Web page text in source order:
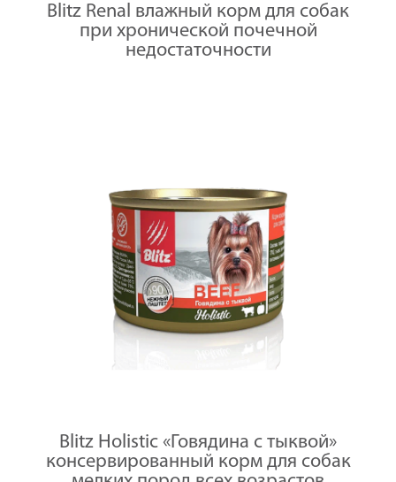
Blitz Renal влажный корм для собак
при хронической почечной
недостаточности
Blitz Holistic «Говядина с тыквой»
консервированный корм для собак